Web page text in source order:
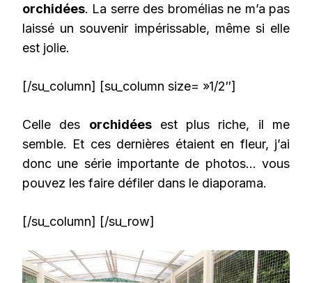
orchidées. La serre des bromélias ne m’a pas
laissé un souvenir impérissable, même si elle
est jolie.
[/su_column] [su_column size= »1/2″]
Celle des orchidéesest plus riche, il me
semble. Et ces dernières étaient en fleur, j’ai
donc une série importante de photos… vous
pouvez les faire défiler dans le diaporama.
[/su_column] [/su_row]